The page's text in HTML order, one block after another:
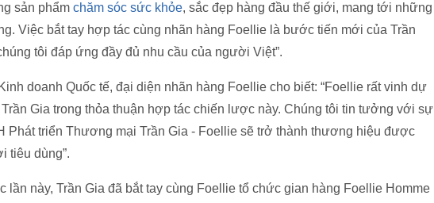
sản phẩm chăm sóc sức khỏe, sắc đẹp hàng đầu thế giới, mang tới những
Việc bắt tay hợp tác cùng nhãn hàng Foellie là bước tiến mới của Trần
tôi đáp ứng đầy đủ nhu cầu của người Việt”.
doanh Quốc tế, đại diện nhãn hàng Foellie cho biết: “Foellie rất vinh dự
Gia trong thỏa thuận hợp tác chiến lược này. Chúng tôi tin tưởng với sự
Phát triển Thương mại Trần Gia - Foellie sẽ trở thành thương hiệu được
tiêu dùng”.
này, Trần Gia đã bắt tay cùng Foellie tổ chức gian hàng Foellie Homme